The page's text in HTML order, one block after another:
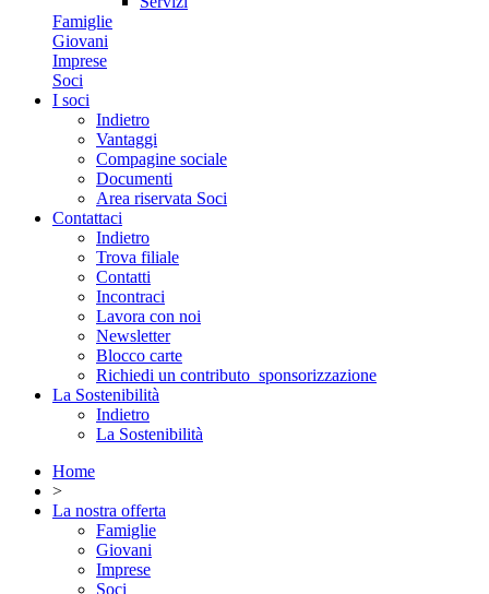
Famiglie
Giovani
Imprese
Soci
I soci
Indietro
Vantaggi
Compagine sociale
Documenti
Area riservata Soci
Contattaci
Indietro
Trova filiale
Contatti
Incontraci
Lavora con noi
Newsletter
Blocco carte
Richiedi un contributo_sponsorizzazione
La Sostenibilità
Indietro
La Sostenibilità
Home
>
La nostra offerta
Famiglie
Giovani
Imprese
Soci